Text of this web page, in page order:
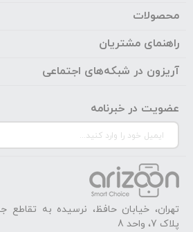
محصولات
راهنمای مشتریان
آریزون در شبکه‌های اجتماعی
عضویت در خبرنامه
تهران، خیابان حافظ، نرسیده به
پلاک 7، واحد 8